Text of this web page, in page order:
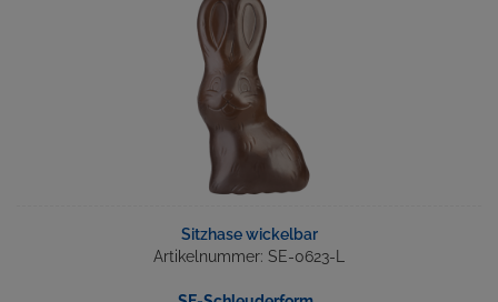
Sitzhase wickelbar
Artikelnummer: SE-0623-L